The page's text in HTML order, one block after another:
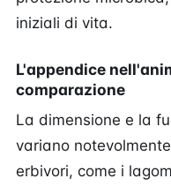
iniziali di vita.
L'appendice
comparazione
La dimensione e la
variano
erbivori, come i